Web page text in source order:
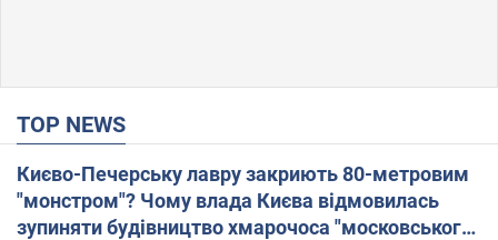
TOP NEWS
Києво-Печерську лавру закриють 80-метровим
"монстром"? Чому влада Києва відмовилась
зупиняти будівництво хмарочоса "московського